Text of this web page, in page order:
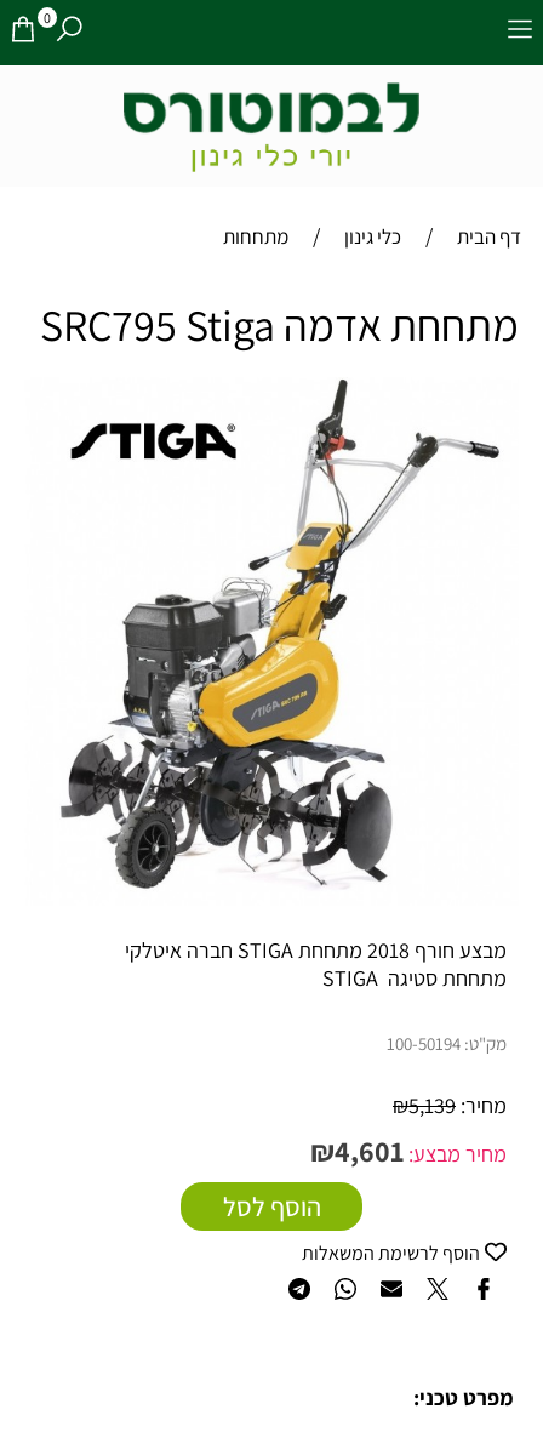
0
דף הבית / כלי גינון / מתחחות
מתחחת אדמה SRC795 Stiga
מבצע חורף 2018 מתחחת STIGA חברה איטלקי
מתחחת סטיגה STIGA
מק"ט: 100-50194
מחיר: ₪5,139
מחיר מבצע:
₪4,601
הוסף לסל
הוסף לרשימת המשאלות
מפרט טכני: